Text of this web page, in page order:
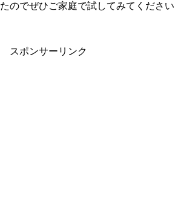
のでぜひご家庭で試してみてください
スポンサーリンク